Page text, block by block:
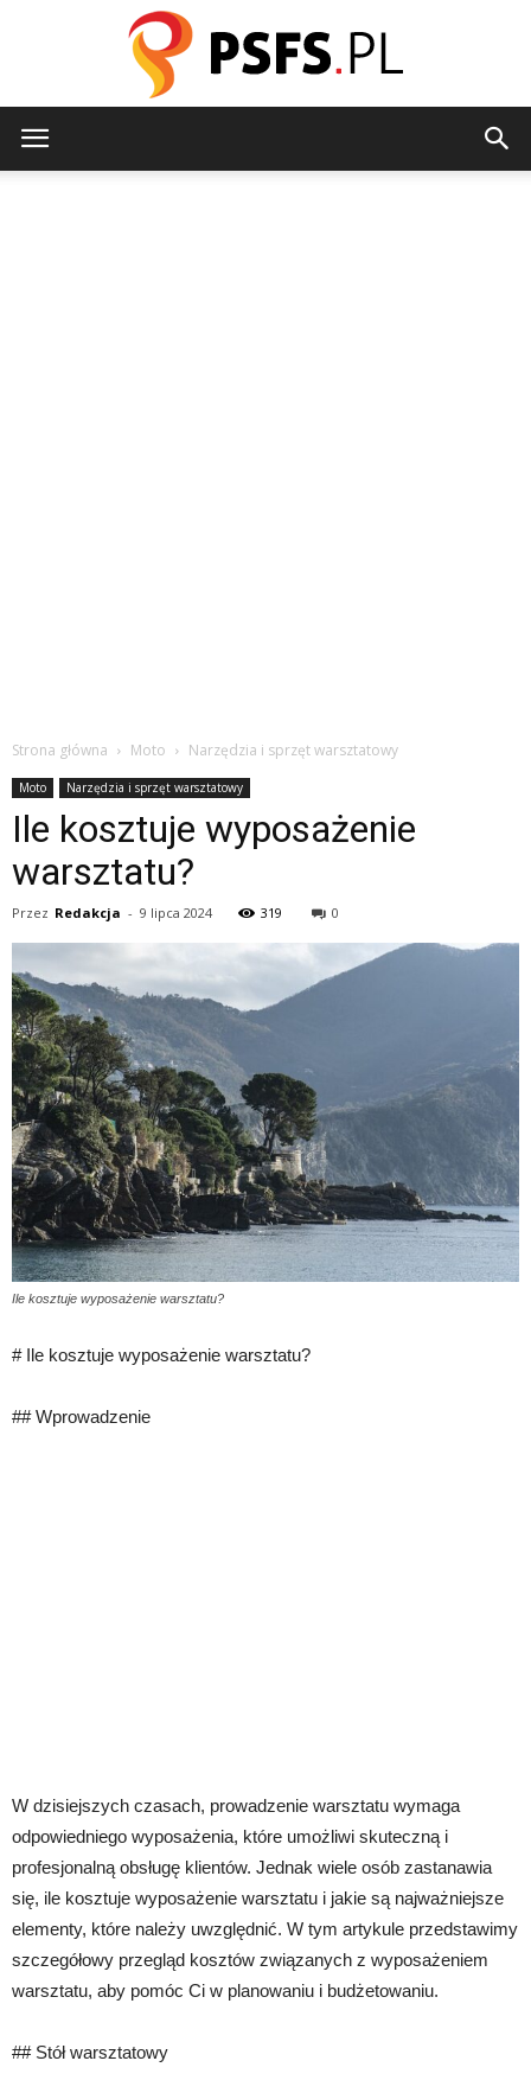
Strona główna Moto Narzędzia i sprzęt warsztatowy
Moto Narzędzia i sprzęt warsztatowy
Ile kosztuje wyposażenie
warsztatu?
Przez Redakcja - 9 lipca 2024 319 0
Ile kosztuje wyposażenie warsztatu?
# Ile kosztuje wyposażenie warsztatu?
## Wprowadzenie
W dzisiejszych czasach, prowadzenie warsztatu wymaga
odpowiedniego wyposażenia, które umożliwi skuteczną i
profesjonalną obsługę klientów. Jednak wiele osób zastanawia
się, ile kosztuje wyposażenie warsztatu i jakie są najważniejsze
elementy, które należy uwzględnić. W tym artykule przedstawimy
szczegółowy przegląd kosztów związanych z wyposażeniem
warsztatu, aby pomóc Ci w planowaniu i budżetowaniu.
## Stół warsztatowy